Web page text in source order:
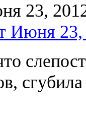
23,
Июня